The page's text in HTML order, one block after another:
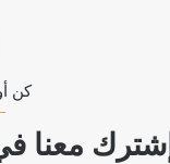
يعرفون ذلك
كن
معنا